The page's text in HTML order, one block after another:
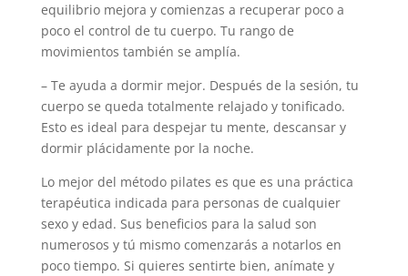
equilibrio mejora y comienzas a recuperar poco a
poco el control de tu cuerpo. Tu rango de
movimientos también se amplía.
– Te ayuda a dormir mejor. Después de la sesión, tu
cuerpo se queda totalmente relajado y tonificado.
Esto es ideal para despejar tu mente, descansar y
dormir plácidamente por la noche.
Lo mejor del método pilates es que es una práctica
terapéutica indicada para personas de cualquier
sexo y edad. Sus beneficios para la salud son
numerosos y tú mismo comenzarás a notarlos en
poco tiempo. Si quieres sentirte bien, anímate y